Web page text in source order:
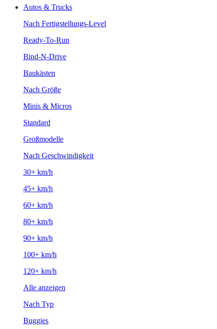
Autos & Trucks
Nach Fertigstellungs-Level
Ready-To-Run
Bind-N-Drive
Baukästen
Nach Größe
Minis & Micros
Standard
Großmodelle
Nach Geschwindigkeit
30+ km/h
45+ km/h
60+ km/h
80+ km/h
90+ km/h
100+ km/h
120+ km/h
Alle anzeigen
Nach Typ
Buggies